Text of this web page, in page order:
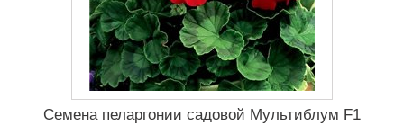
Семена пеларгонии садовой Мультиблум F1